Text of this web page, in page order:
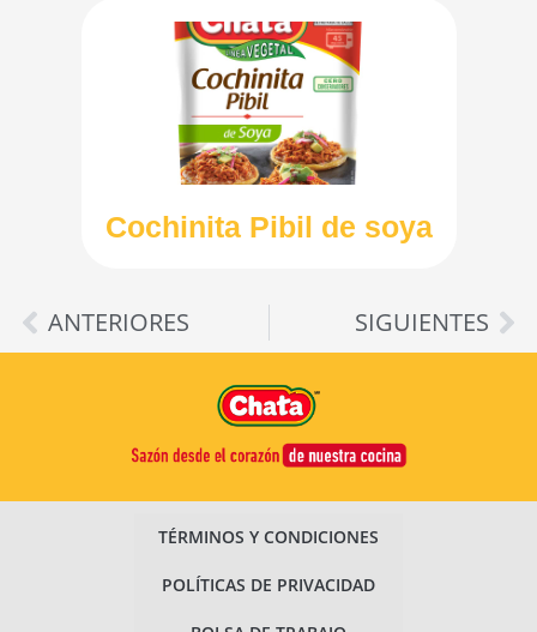
Cochinita Pibil de soya
ANTERIORES SIGUIENTES
TÉRMINOS Y CONDICIONES
POLÍTICAS DE PRIVACIDAD